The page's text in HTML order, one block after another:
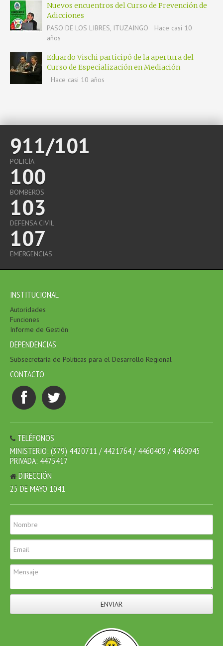
Nuevos encuentros del Curso de Prevención de
Adicciones
PASO DE LOS LIBRES, ITUZAINGO
Hace casi 10
años
Eduardo Vischi participó de la apertura del
Curso de Especialización en Mediación
Hace casi 10 años
911/101
POLICÍA
100
BOMBEROS
103
DEFENSA CIVIL
107
EMERGENCIAS
INSTITUCIONAL
Autoridades
Funciones
Informe de Gestión
DEPENDENCIAS
Subsecretaría de Politicas para el Desarrollo Regional
CONTACTO
TELÉFONOS
MINISTERIO: (379) 4420711 / 4421764 / 4460409 / 4460945
PRIVADA: 4475417
DIRECCIÓN
25 DE MAYO 1041
ENVIAR